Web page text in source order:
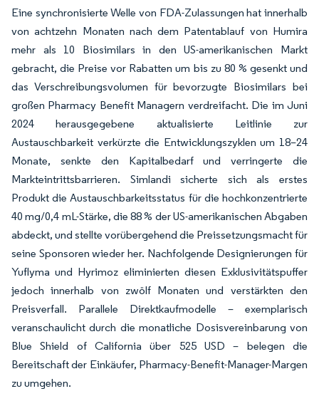
Eine synchronisierte Welle von FDA-Zulassungen hat innerhalb
von achtzehn Monaten nach dem Patentablauf von Humira
mehr als 10 Biosimilars in den US-amerikanischen Markt
gebracht, die Preise vor Rabatten um bis zu 80 % gesenkt und
das Verschreibungsvolumen für bevorzugte Biosimilars bei
großen Pharmacy Benefit Managern verdreifacht. Die im Juni
2024 herausgegebene aktualisierte Leitlinie zur
Austauschbarkeit verkürzte die Entwicklungszyklen um 18–24
Monate, senkte den Kapitalbedarf und verringerte die
Markteintrittsbarrieren. Simlandi sicherte sich als erstes
Produkt die Austauschbarkeitsstatus für die hochkonzentrierte
40 mg/0,4 mL-Stärke, die 88 % der US-amerikanischen Abgaben
abdeckt, und stellte vorübergehend die Preissetzungsmacht für
seine Sponsoren wieder her. Nachfolgende Designierungen für
Yuflyma und Hyrimoz eliminierten diesen Exklusivitätspuffer
jedoch innerhalb von zwölf Monaten und verstärkten den
Preisverfall. Parallele Direktkaufmodelle – exemplarisch
veranschaulicht durch die monatliche Dosisvereinbarung von
Blue Shield of California über 525 USD – belegen die
Bereitschaft der Einkäufer, Pharmacy-Benefit-Manager-Margen
zu umgehen.